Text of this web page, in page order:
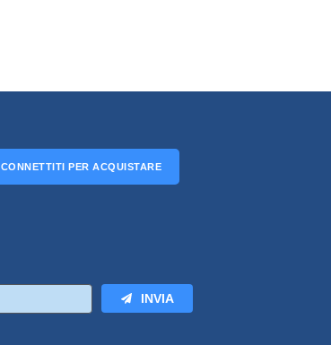
CONNETTITI PER ACQUISTARE
INVIA